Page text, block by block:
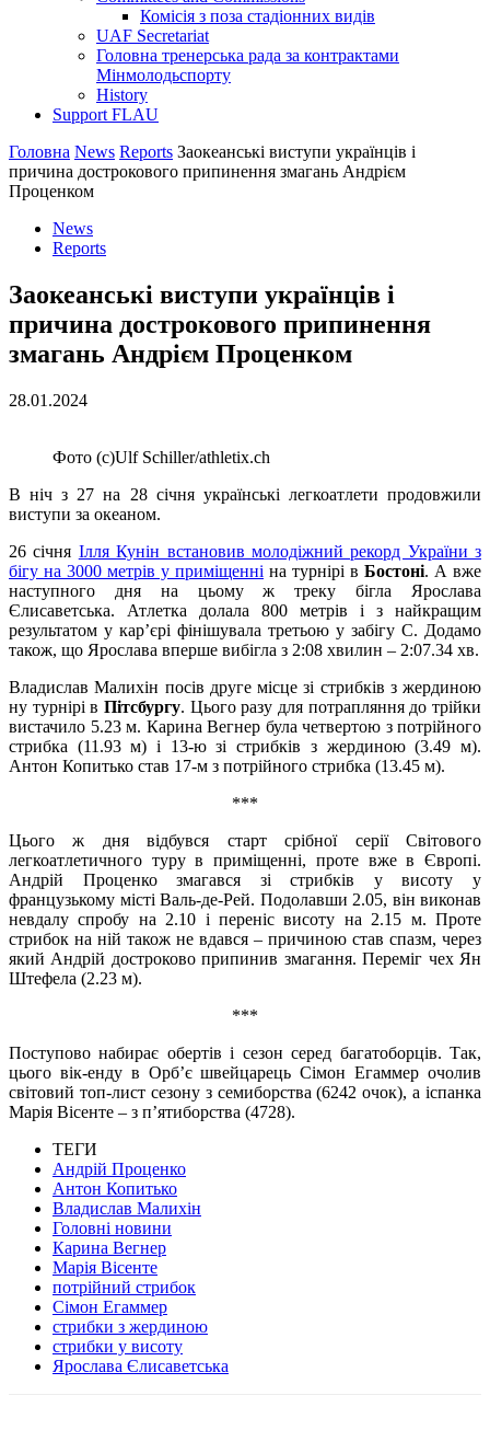
Комісія з поза стадіонних видів
UAF Secretariat
Головна тренерська рада за контрактами
Мінмолодьспорту
History
Support FLAU
Головна News Reports Заокеанські виступи українців і
причина дострокового припинення змагань Андрієм
Проценком
News
Reports
Заокеанські виступи українців і
причина дострокового припинення
змагань Андрієм Проценком
28.01.2024
Фото (c)Ulf Schiller/athletix.ch
В ніч з 27 на 28 січня українські легкоатлети продовжили
виступи за океаном.
26 січня Ілля Кунін встановив молодіжний рекорд України з
бігу на 3000 метрів у приміщенні на турнірі в Бостоні. А вже
наступного дня на цьому ж треку бігла Ярослава
Єлисаветська. Атлетка долала 800 метрів і з найкращим
результатом у кар’єрі фінішувала третьою у забігу С. Додамо
також, що Ярослава вперше вибігла з 2:08 хвилин – 2:07.34 хв.
Владислав Малихін посів друге місце зі стрибків з жердиною
ну турнірі в Пітсбургу. Цього разу для потрапляння до трійки
вистачило 5.23 м. Карина Вегнер була четвертою з потрійного
стрибка (11.93 м) і 13-ю зі стрибків з жердиною (3.49 м).
Антон Копитько став 17-м з потрійного стрибка (13.45 м).
***
Цього ж дня відбувся старт срібної серії Світового
легкоатлетичного туру в приміщенні, проте вже в Європі.
Андрій Проценко змагався зі стрибків у висоту у
французькому місті Валь-де-Рей. Подолавши 2.05, він виконав
невдалу спробу на 2.10 і переніс висоту на 2.15 м. Проте
стрибок на ній також не вдався – причиною став спазм, через
який Андрій достроково припинив змагання. Переміг чех Ян
Штефела (2.23 м).
***
Поступово набирає обертів і сезон серед багатоборців. Так,
цього вік-енду в Орб’є швейцарець Сімон Егаммер очолив
світовий топ-лист сезону з семиборства (6242 очок), а іспанка
Марія Вісенте – з п’ятиборства (4728).
ТЕГИ
Андрій Проценко
Антон Копитько
Владислав Малихін
Головні новини
Карина Вегнер
Марія Вісенте
потрійний стрибок
Сімон Егаммер
стрибки з жердиною
стрибки у висоту
Ярослава Єлисаветська